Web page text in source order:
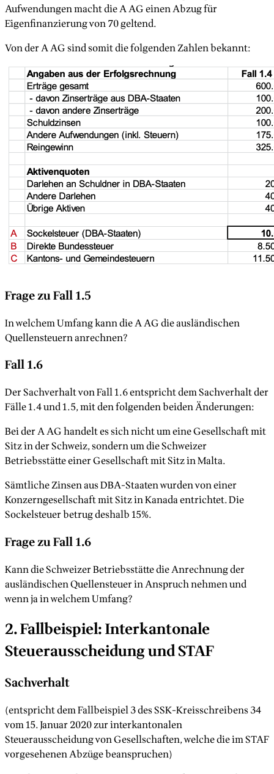
Aufwendungen macht die A AG einen Abzug für
Eigenfinanzierung von 70 geltend.
Von der A AG sind somit die folgenden Zahlen bekannt:
Frage zu Fall 1.5
In welchem Umfang kann die A AG die ausländischen
Quellensteuern anrechnen?
Fall 1.6
Der Sachverhalt von Fall 1.6 entspricht dem Sachverhalt der
Fälle 1.4 und 1.5, mit den folgenden beiden Änderungen:
Bei der A AG handelt es sich nicht um eine Gesellschaft mit
Sitz in der Schweiz, sondern um die Schweizer
Betriebsstätte einer Gesellschaft mit Sitz in Malta.
Sämtliche Zinsen aus DBA-Staaten wurden von einer
Konzerngesellschaft mit Sitz in Kanada entrichtet. Die
Sockelsteuer betrug deshalb 15%.
Frage zu Fall 1.6
Kann die Schweizer Betriebsstätte die Anrechnung der
ausländischen Quellensteuer in Anspruch nehmen und
wenn ja in welchem Umfang?
2. Fallbeispiel: Interkantonale
Steuerausscheidung und STAF
Sachverhalt
(entspricht dem Fallbeispiel 3 des SSK-Kreisschreibens 34
vom 15. Januar 2020 zur interkantonalen
Steuerausscheidung von Gesellschaften, welche die im STAF
vorgesehenen Abzüge beanspruchen)